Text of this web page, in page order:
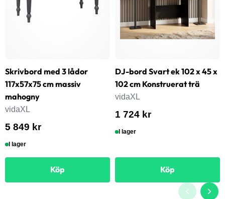
Skrivbord med 3 lådor
117x57x75 cm massiv
mahogny
vidaXL
5 849 kr
I lager
Köp
DJ-bord Svart ek 102 x 45 x
102 cm Konstruerat trä
vidaXL
1 724 kr
I lager
Köp